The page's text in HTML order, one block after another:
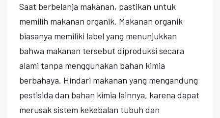
Saat berbelanja makanan, pastikan untuk
memilih makanan organik. Makanan organik
biasanya memiliki label yang menunjukkan
bahwa makanan tersebut diproduksi secara
alami tanpa menggunakan bahan kimia
berbahaya. Hindari makanan yang mengandung
pestisida dan bahan kimia lainnya, karena dapat
merusak sistem kekebalan tubuh dan